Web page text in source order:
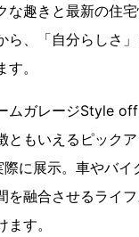
な趣きと最新の住
ら、「自分らしさ
。
ムガレージStyle
ともいえるピック
に展示。車やバイ
を融合させるライ
す。